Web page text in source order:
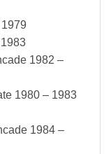
1982 –
1980 – 1983
1984 –